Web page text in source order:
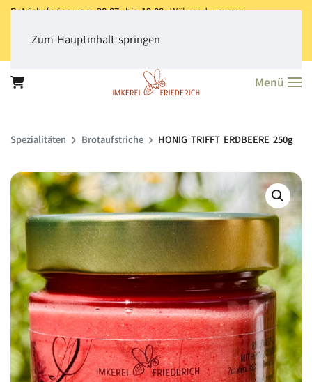
Betriebsferien vom 28.07. bis 19.08.Während unserer
dass derVersand aller Bestellungen erst ab dem 20.08.
Vielen Dank für Ihr Verständnis!
Zum Hauptinhalt springen
Menü
Spezialitäten Brotaufstriche HONIG TRIFFT ERDBEERE 250g